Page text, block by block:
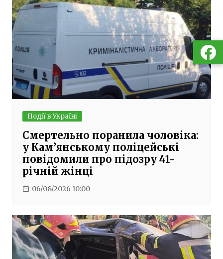
Події в Україні
Смертельно поранила чоловіка:
у Кам’янському поліцейські
повідомили про підозру 41-
річній жінці
06/08/2026 10:00